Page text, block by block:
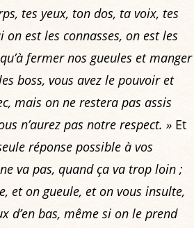
tes yeux, ton dos, ta voix, tes
est les connasses, on est les
fermer nos gueules et manger
boss, vous avez le pouvoir et
mais on ne restera pas assis
n’aurez pas notre respect. » Et
réponse possible à vos
va pas, quand ça va trop loin ;
et on gueule, et on vous insulte,
d’en bas, même si on le prend